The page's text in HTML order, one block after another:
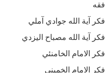
فقه
فكر آية الله جوادي آملي
فكر آية الله مصباح اليزدي
فكر الامام الخامنئي
فكر الامام الخميني